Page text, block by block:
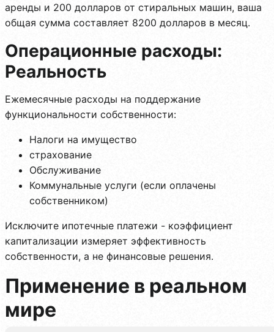
аренды и 200 долларов от стиральных машин, ваша
общая сумма составляет 8200 долларов в месяц.
Операционные расходы:
Реальность
Ежемесячные расходы на поддержание
функциональности собственности:
Налоги на имущество
страхование
Обслуживание
Коммунальные услуги (если оплачены
собственником)
Исключите ипотечные платежи - коэффициент
капитализации измеряет эффективность
собственности, а не финансовые решения.
Применение в реальном
мире